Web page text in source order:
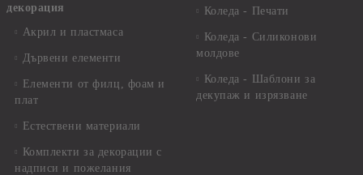
декорация
Акрил и пластмаса
Дървени елементи
Елементи от филц, фоам и
плат
Естествени материали
Комплекти за декорации с
надписи и пожелания
Коледа - Печати
Коледа - Силиконови
молдове
Коледа - Шаблони за
декупаж и изрязване